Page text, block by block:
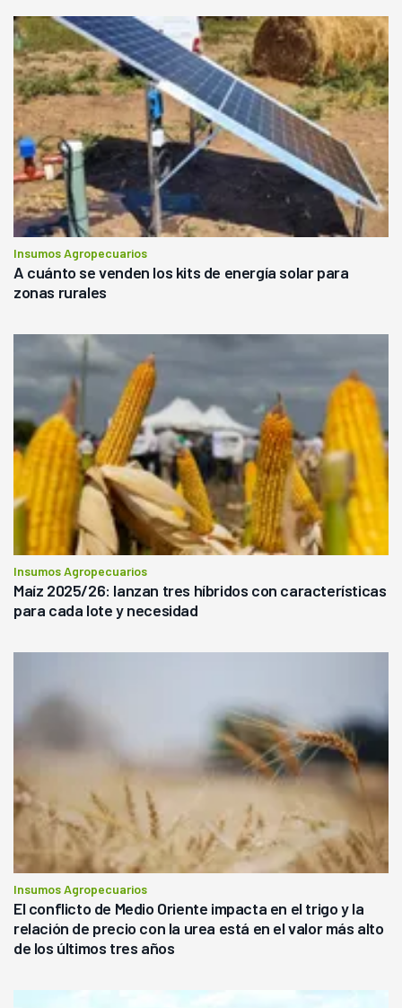
Insumos Agropecuarios
A cuánto se venden los kits de energía solar para
zonas rurales
Insumos Agropecuarios
Maíz 2025/26: lanzan tres híbridos con características
para cada lote y necesidad
Insumos Agropecuarios
El conflicto de Medio Oriente impacta en el trigo y la
relación de precio con la urea está en el valor más alto
de los últimos tres años